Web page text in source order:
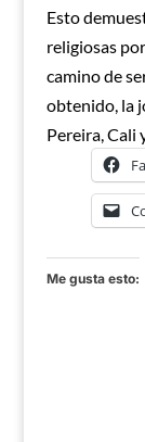
Esto
religiosas
camino de
obtenido, la
Pereira, Cali
Me gusta esto: